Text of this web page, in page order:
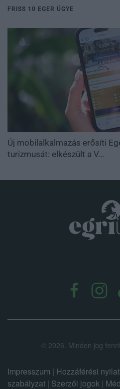
FRISS 10 EGER ÜGYE
Új mobilalkalmazás erősíti
turizmusát: elkészült a V...
© 2026. Minden jog
Impresszum | Hozzáférési
szabályzat | Szerzői jogok |